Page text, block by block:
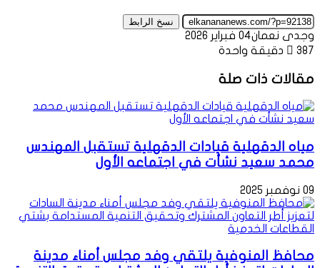
نسخ الرابط
وجدى نعمان04 فبراير 2026
387
دقيقة واحدة
مقالات ذات صلة
مياه الدقهلية قيادات الدقهلية تستقبل المهندس
محمد سعيد نشأت في اجتماعه الأول
09 نوفمبر 2025
محافظ المنوفية يلتقي وفد مجلس أمناء مدينة